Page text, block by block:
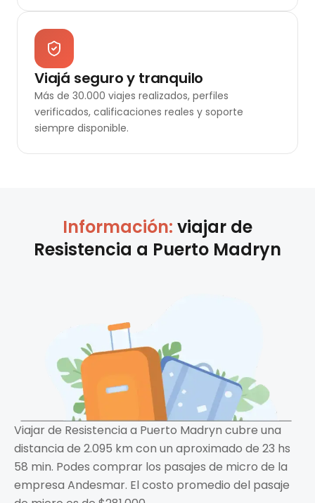
Viajá seguro y tranquilo
Más de 30.000 viajes realizados, perfiles
verificados, calificaciones reales y soporte
siempre disponible.
Información: viajar de
Resistencia a Puerto Madryn
Viajar de Resistencia a Puerto Madryn cubre una
distancia de 2.095 km con un aproximado de 23 hs
58 min. Podes comprar los pasajes de micro de la
empresa Andesmar. El costo promedio del pasaje